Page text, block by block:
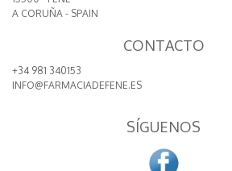
A CORUÑA - SPAIN
CONTACTO
+34 981 340153
INFO@FARMACIADEFENE.ES
SÍGUENOS